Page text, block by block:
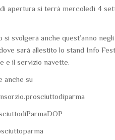
apertura si terrà mercoledì 4
si svolgerà anche quest’anno
sarà allestito lo stand Info
e il servizio navette.
anche su